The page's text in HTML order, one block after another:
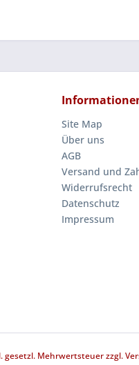
Site Map
Über uns
AGB
Versand und
Widerrufsrecht
Datenschutz
Impressum
gesetzl. Mehrwertsteuer zzgl.